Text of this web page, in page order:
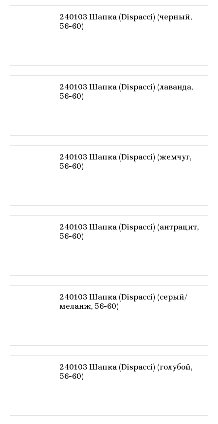
240103 Шапка (Dispacci) (черный,
56-60)
240103 Шапка (Dispacci) (лаванда,
56-60)
240103 Шапка (Dispacci) (жемчуг,
56-60)
240103 Шапка (Dispacci) (антрацит,
56-60)
240103 Шапка (Dispacci) (серый/
меланж, 56-60)
240103 Шапка (Dispacci) (голубой,
56-60)